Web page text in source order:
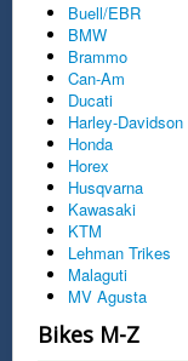
Buell/EBR
BMW
Brammo
Can-Am
Ducati
Harley-Davidson
Honda
Horex
Husqvarna
Kawasaki
KTM
Lehman Trikes
Malaguti
MV Agusta
Bikes M-Z